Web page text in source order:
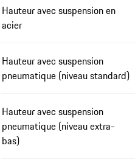
Hauteur avec suspension en
acier
Hauteur avec suspension
pneumatique (niveau standard)
Hauteur avec suspension
pneumatique (niveau extra-
bas)